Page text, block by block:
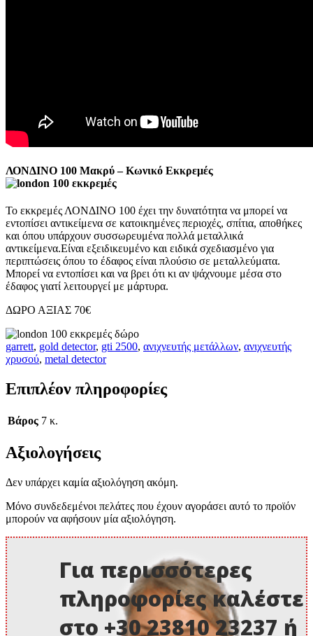
ΛΟΝΔΙΝΟ 100 Μακρύ – Κωνικό Εκκρεμές
Το εκκρεμές ΛΟΝΔΙΝΟ 100 έχει την δυνατότητα να μπορεί να
εντοπίσει αντικείμενα σε κατοικημένες περιοχές, σπίτια, αποθήκες
και όπου υπάρχουν συσσωρευμένα πολλά μεταλλικά
αντικείμενα.Είναι εξειδικευμένο και ειδικά σχεδιασμένο για
περιπτώσεις όπου το έδαφος είναι πλούσιο σε μεταλλεύματα.
Μπορεί να εντοπίσει και να βρει ότι κι αν ψάχνουμε μέσα στο
έδαφος γιατί λειτουργεί με μάρτυρα.
ΔΩΡΟ ΑΞΙΑΣ 70€
garrett, gold detector, gti 2500, ανιχνευτής μετάλλων, ανιχνευτής
χρυσού, metal detector
Επιπλέον πληροφορίες
Βάρος 7 κ.
Αξιολογήσεις
Δεν υπάρχει καμία αξιολόγηση ακόμη.
Μόνο συνδεδεμένοι πελάτες που έχουν αγοράσει αυτό το προϊόν
μπορούν να αφήσουν μία αξιολόγηση.
Για περισσότερες
πληροφορίες καλέστε
στο +30 23810 23237 ή